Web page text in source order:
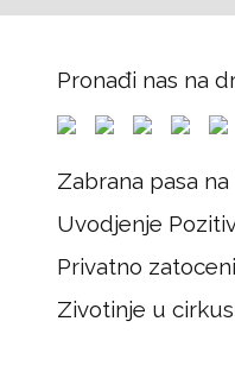
Pronađi nas na
Zabrana pasa
Uvodjenje
Privatno
Zivotinje u